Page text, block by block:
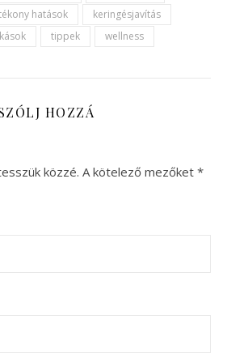
hatások
keringésjavítás
tippek wellness
HOZZÁ
közzé. A kötelező mezőket *